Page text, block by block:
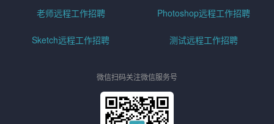
老师远程工作招聘 Photoshop远程工作招聘
Sketch远程工作招聘 测试远程工作招聘
微信扫码关注微信服务号